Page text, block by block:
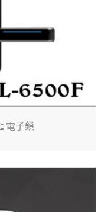
電子鎖